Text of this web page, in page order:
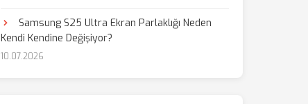
Samsung S25 Ultra Ekran Parlaklığı Neden
Kendi Kendine Değişiyor?
10.07.2026